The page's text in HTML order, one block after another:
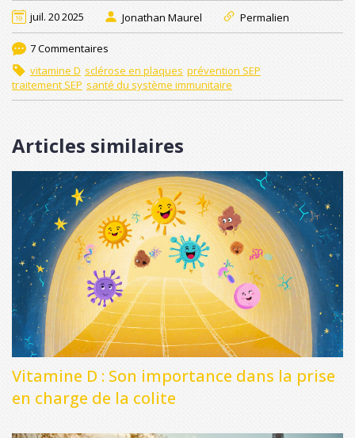
juil. 20 2025 Jonathan Maurel Permalien
7 Commentaires
vitamine D sclérose en plaques prévention SEP
traitement SEP santé du système immunitaire
Articles similaires
Vitamine D : Son importance dans la prise
en charge de la colite